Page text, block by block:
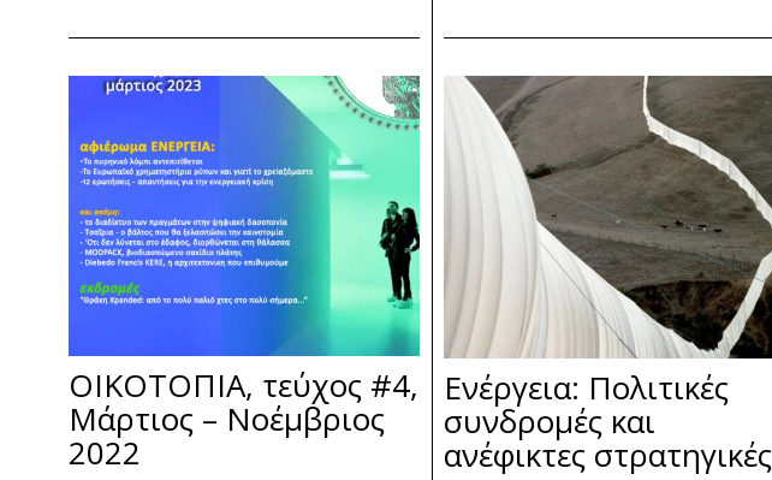
ΟΙΚΟΤΟΠΙΑ, τεύχος #4,
Μάρτιος – Νοέμβριος
2022
Ενέργεια: Πολιτικές
συνδρομές και
ανέφικτες στρατηγικές